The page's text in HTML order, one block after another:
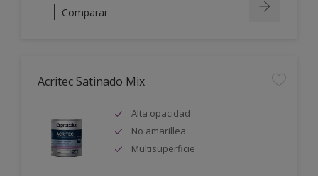
Comparar
Acritec Satinado Mix
Alta opacidad
No amarillea
Multisuperficie